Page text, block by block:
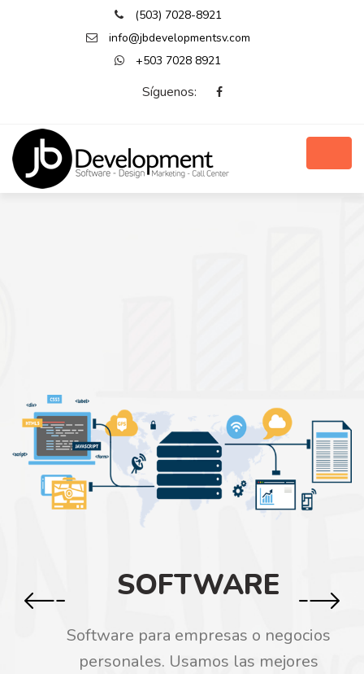
(503) 7028-8921
info@jbdevelopmentsv.com
+503 7028 8921
Síguenos:
SOFTWARE
Software para empresas o negocios
personales. Usamos las mejores